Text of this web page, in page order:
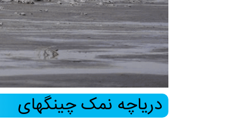
دریاچه نمک چینگهای